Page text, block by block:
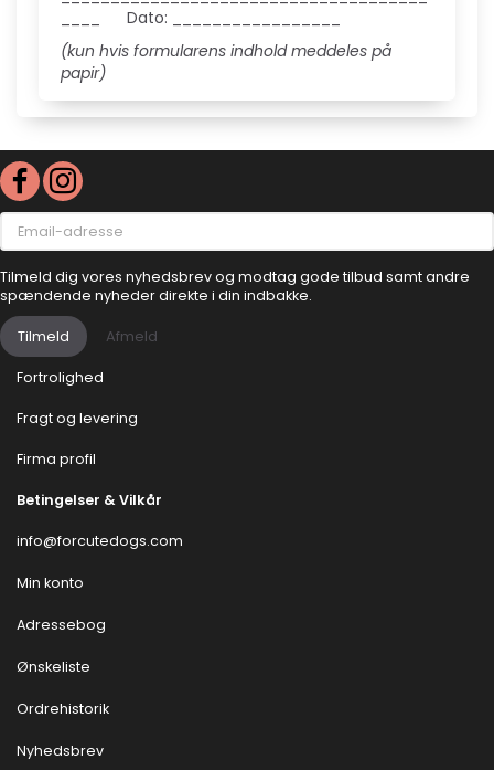
____ Dato: _________________
(kun hvis formularens indhold meddeles på
papir)
Email-
adresse
Tilmeld dig vores nyhedsbrev og modtag gode tilbud samt andre
spændende nyheder direkte i din indbakke.
Tilmeld Afmeld
Fortrolighed
Fragt og levering
Firma profil
Betingelser & Vilkår
info@forcutedogs.com
Min konto
Adressebog
Ønskeliste
Ordrehistorik
Nyhedsbrev